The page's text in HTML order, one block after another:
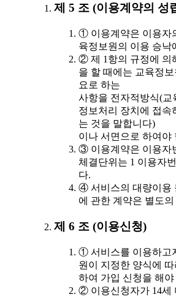
제 5 조 (이용계약의 성
① 이용계약은 이용자
육정보원의 이용 승낙
② 제 1항의 규정에 의
을 할 때에는 교육정
요로 하는
사항을 전자적방식(교
정보처리 장치에 접속
는 것을 말합니다)
이나 서면으로 하여야
③ 이용계약은 이용자
체결단위는 1 이용자
다.
④ 서비스의 대량이용
에 관한 계약은 별도
제 6 조 (이용신청)
① 서비스를 이용하고
원이 지정한 양식에
하여 가입 신청을 해야
② 이용신청자가 14세